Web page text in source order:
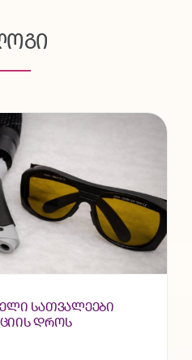
ᲡᲐᲗᲕᲐᲚᲔᲔᲑᲘ
ᲓᲠᲝᲡ